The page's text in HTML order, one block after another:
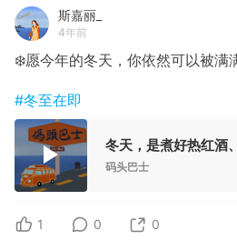
斯嘉丽_
4年前
❄️愿今年的冬天，你依然可以被满
#冬至在即
码头巴士
1 0 0